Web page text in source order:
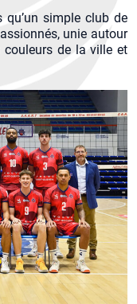
qu’un simple club de
unie autour
couleurs de la ville et